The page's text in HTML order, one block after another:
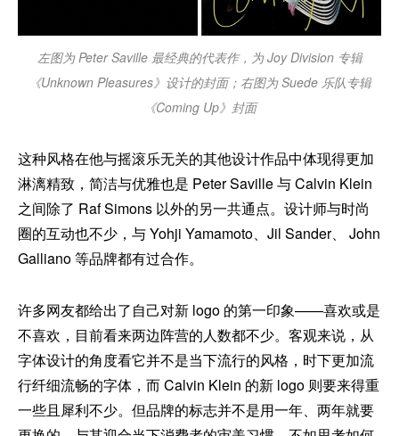
左图为 Peter Saville 最经典的代表作，为 Joy Division 专辑
《Unknown Pleasures》设计的封面；右图为 Suede 乐队专辑
《Coming Up》封面
这种风格在他与摇滚乐无关的其他设计作品中体现得更加
淋漓精致，简洁与优雅也是 Peter Saville 与 Calvin Klein
之间除了 Raf Simons 以外的另一共通点。设计师与时尚
圈的互动也不少，与 Yohji Yamamoto、Jil Sander、 John
Galliano 等品牌都有过合作。
许多网友都给出了自己对新 logo 的第一印象——喜欢或是
不喜欢，目前看来两边阵营的人数都不少。客观来说，从
字体设计的角度看它并不是当下流行的风格，时下更加流
行纤细流畅的字体，而 Calvin Klein 的新 logo 则要来得重
一些且犀利不少。但品牌的标志并不是用一年、两年就要